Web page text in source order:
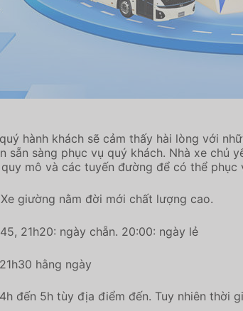
hành khách sẽ cảm thấy hài lòng với
sẵn sàng phục vụ quý khách. Nhà xe
mô và các tuyến đường để có thể
giường nằm đời mới chất lượng cao.
21h20: ngày chẵn. 20:00: ngày lẻ
hằng ngày
đến 5h tùy địa điểm đến. Tuy nhiên thời